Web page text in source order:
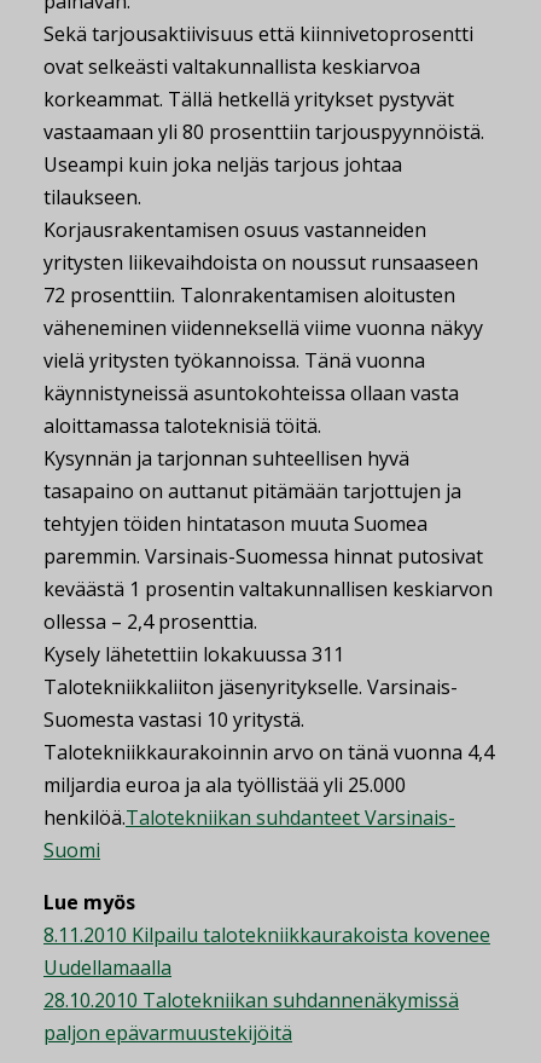
Sekä tarjousaktiivisuus että kiinnivetoprosentti
ovat selkeästi valtakunnallista keskiarvoa
korkeammat. Tällä hetkellä yritykset pystyvät
vastaamaan yli 80 prosenttiin tarjouspyynnöistä.
Useampi kuin joka neljäs tarjous johtaa
tilaukseen.
Korjausrakentamisen osuus vastanneiden
yritysten liikevaihdoista on noussut runsaaseen
72 prosenttiin. Talonrakentamisen aloitusten
väheneminen viidenneksellä viime vuonna näkyy
vielä yritysten työkannoissa. Tänä vuonna
käynnistyneissä asuntokohteissa ollaan vasta
aloittamassa taloteknisiä töitä.
Kysynnän ja tarjonnan suhteellisen hyvä
tasapaino on auttanut pitämään tarjottujen ja
tehtyjen töiden hintatason muuta Suomea
paremmin. Varsinais-Suomessa hinnat putosivat
keväästä 1 prosentin valtakunnallisen keskiarvon
ollessa – 2,4 prosenttia.
Kysely lähetettiin lokakuussa 311
Talotekniikkaliiton jäsenyritykselle. Varsinais-
Suomesta vastasi 10 yritystä.
Talotekniikkaurakoinnin arvo on tänä vuonna 4,4
miljardia euroa ja ala työllistää yli 25.000
henkilöä.Talotekniikan suhdanteet Varsinais-
Suomi
Lue myös
8.11.2010 Kilpailu talotekniikkaurakoista kovenee
Uudellamaalla
28.10.2010 Talotekniikan suhdannenäkymissä
paljon epävarmuustekijöitä